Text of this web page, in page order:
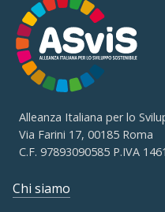
Alleanza Italiana per lo
Via Farini 17, 00185 Roma
C.F. 97893090585 P.IVA
Chi siamo